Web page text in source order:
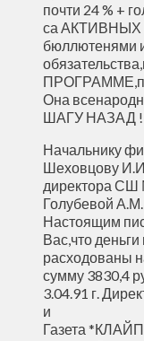
почти 24 % +
са АКТИВНЫХ
Она
ШАГУ НАЗАД !
Начальнику
Шеховцову
директора
Голубевой А.М.
Настоящим
Вас,что
расходованы
сумму 3830,4
3.04.91 г.
и
Газета